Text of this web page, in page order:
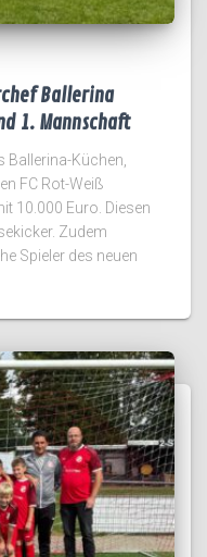
Ballerina
1. Mannschaft
Ballerina-Küchen,
FC Rot-Weiß
10.000 Euro. Diesen
Zudem
Spieler des neuen